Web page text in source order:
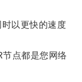
以更快的速度
点都是您网络